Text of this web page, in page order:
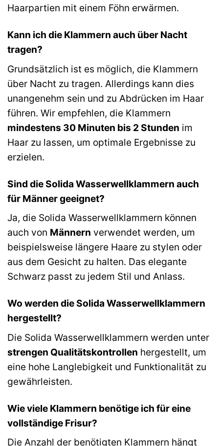
Haarpartien mit einem Föhn erwärmen.
Kann ich die Klammern auch über Nacht
tragen?
Grundsätzlich ist es möglich, die Klammern
über Nacht zu tragen. Allerdings kann dies
unangenehm sein und zu Abdrücken im Haar
führen. Wir empfehlen, die Klammern
mindestens 30 Minuten bis 2 Stunden im
Haar zu lassen, um optimale Ergebnisse zu
erzielen.
Sind die Solida Wasserwellklammern auch
für Männer geeignet?
Ja, die Solida Wasserwellklammern können
auch von Männern verwendet werden, um
beispielsweise längere Haare zu stylen oder
aus dem Gesicht zu halten. Das elegante
Schwarz passt zu jedem Stil und Anlass.
Wo werden die Solida Wasserwellklammern
hergestellt?
Die Solida Wasserwellklammern werden unter
strengen Qualitätskontrollen hergestellt, um
eine hohe Langlebigkeit und Funktionalität zu
gewährleisten.
Wie viele Klammern benötige ich für eine
vollständige Frisur?
Die Anzahl der benötigten Klammern hängt